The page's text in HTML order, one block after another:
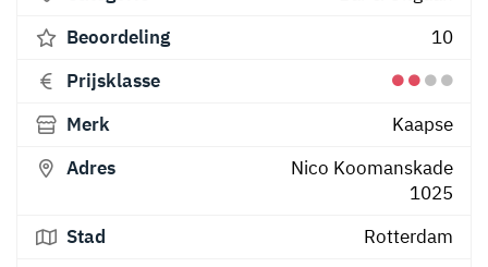
Beoordeling
10
Prijsklasse
Merk
Kaapse
Adres
Nico Koomanskade
1025
Stad
Rotterdam